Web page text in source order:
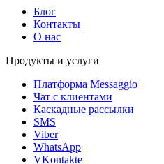
Блог
Контакты
О нас
Продукты и услуги
Платформа Messaggio
Чат с клиентами
Каскадные рассылки
SMS
Viber
WhatsApp
VKontakte